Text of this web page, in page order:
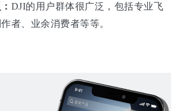
DJI的用户群体很广泛，包括专业飞
者、业余消费者等等。